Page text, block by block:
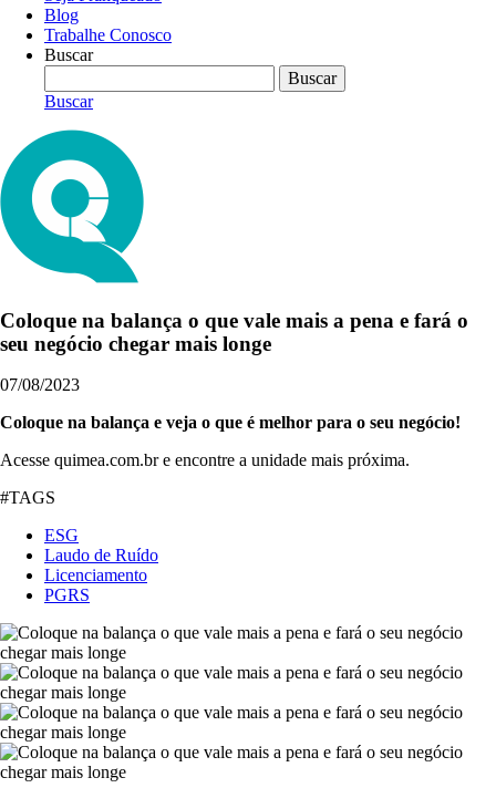
Blog
Trabalhe Conosco
Buscar
Buscar
Coloque na balança o que vale mais a pena e fará o
seu negócio chegar mais longe
07/08/2023
Coloque na balança e veja o que é melhor para o seu negócio!
Acesse quimea.com.br e encontre a unidade mais próxima.
#TAGS
ESG
Laudo de Ruído
Licenciamento
PGRS